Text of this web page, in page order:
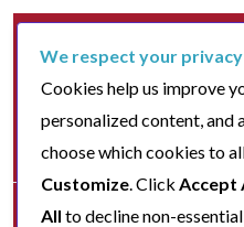
We respect your privacy
Cookies help us improve
personalized content, and
choose which cookies to
Customize. Click Accept
All to decline non-